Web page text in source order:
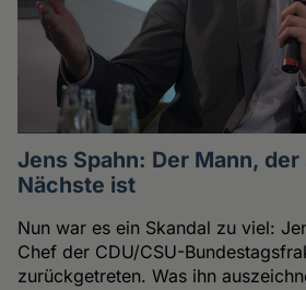
Jens Spahn: Der Mann,
Nächste ist
Nun war es ein Skandal zu viel:
Chef der CDU/CSU-
zurückgetreten. Was ihn